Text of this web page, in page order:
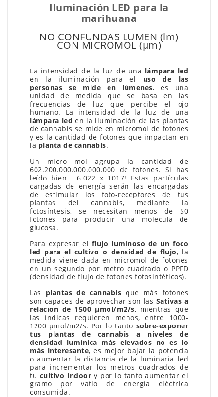
Iluminación LED para la
marihuana
NO CONFUNDAS LUMEN (lm)
CON MICROMOL (µm)
La intensidad de la luz de una lámpara led
en la iluminación para el uso de las
personas se mide en lúmenes, es una
unidad de medida que se basa en las
frecuencias de luz que percibe el ojo
humano. La intensidad de la luz de una
lámpara led en la iluminación de las plantas
de cannabis se mide en micromol de fotones
y es la cantidad de fotones que impactan en
la planta de cannabis.
Un micro mol agrupa la cantidad de
602.200.000.000.000.000 de fotones. Si has
leído bien… 6.022 x 1017! Estas partículas
cargadas de energía serán las encargadas
de estimular los foto-receptores de tus
plantas del cannabis, mediante la
fotosíntesis, se necesitan menos de 50
fotones para producir una molécula de
glucosa.
Para expresar el flujo luminoso de un foco
led para el cultivo o densidad de flujo, la
medida viene dada en micromol de fotones
en un segundo por metro cuadrado o PPFD
(densidad de flujo de fotones fotosintéticos).
Las plantas de cannabis que más fotones
son capaces de aprovechar son las Sativas a
relación de 1500 μmol/m2/s, mientras que
las índicas requieren menos, entre 1000-
1200 μmol/m2/s. Por lo tanto sobre-exponer
tus plantas de cannabis a niveles de
densidad lumínica más elevados no es lo
más interesante, es mejor bajar la potencia
o aumentar la distancia de la luminaria led
para incrementar los metros cuadrados de
tu cultivo indoor y por lo tanto aumentar el
gramo por vatio de energía eléctrica
consumida.